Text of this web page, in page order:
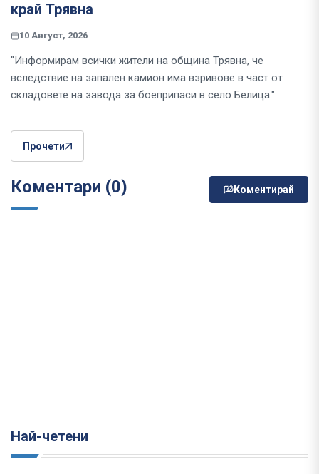
край Трявна
10 Август, 2026
"Информирам всички жители на община Трявна, че
вследствие на запален камион има взривове в част от
складовете на завода за боеприпаси в село Белица."
Прочети
Коментари (0) Коментирай
Най-четени